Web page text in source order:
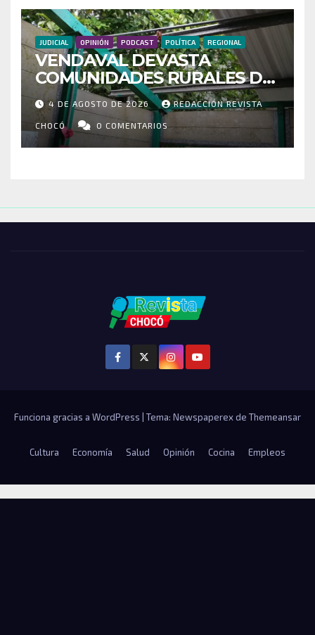
JUDICIAL OPINIÓN PODCAST POLÍTICA REGIONAL
VENDAVAL DEVASTA
COMUNIDADES RURALES DE
RIOSUCIO: ESCUELAS,
VIVIENDAS Y CEMENTERIO
ENTRE LOS AFECTADOS
4 DE AGOSTO DE 2026 REDACCIÓN REVISTA
CHOCÓ 0 COMENTARIOS
Funciona gracias a WordPress Tema: Newspaperex de Themeansar
Cultura Economía Salud Opinión Cocina Empleos